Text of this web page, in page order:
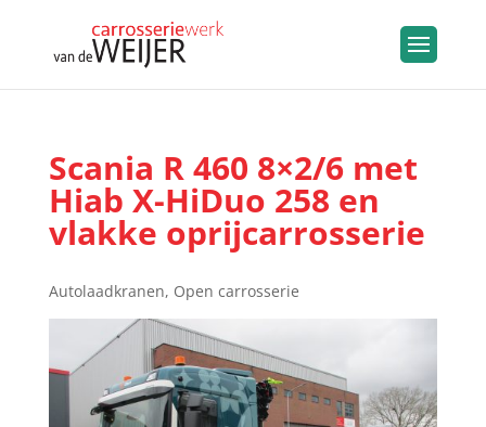
Scania R 460 8×2/6 met
Hiab X-HiDuo 258 en
vlakke oprijcarrosserie
Autolaadkranen, Open carrosserie